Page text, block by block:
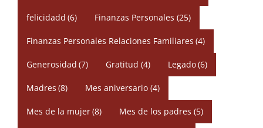
felicidadd (6) Finanzas Personales (25)
Finanzas Personales Relaciones Familiares (4)
Generosidad (7) Gratitud (4) Legado(6)
Madres (8) Mes aniversario (4)
Mes de la mujer(8) Mes de los padres (5)